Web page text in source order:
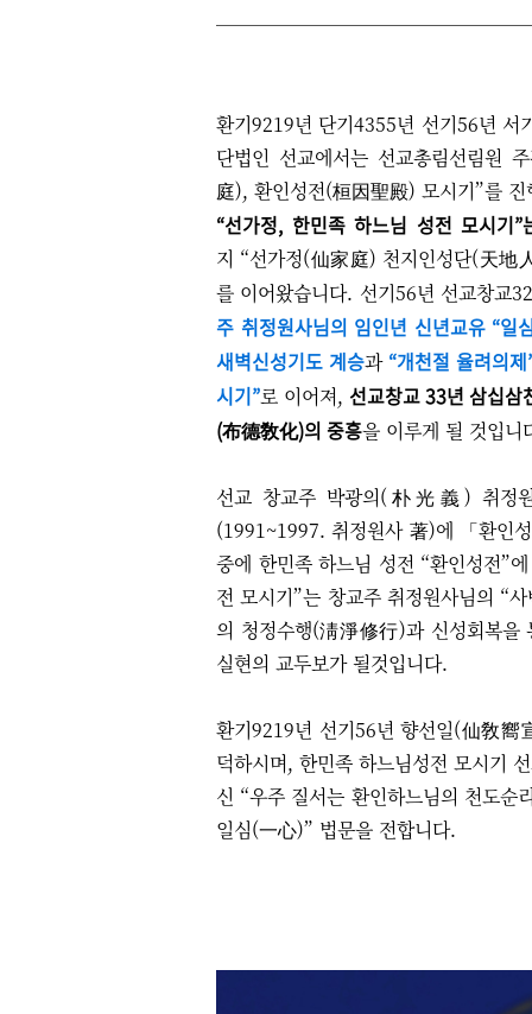
환기9219년 단기4355년 선기56년
단법인 선교에서는 선교총림선림원
庭), 환인성전(桓因聖殿) 모시기”를
“선가정, 한민족 하느님 성전 모시기”
지 “선가정(仙家庭) 천지인성단(天地
를 이어왔습니다. 선기56년 선교창교
주 취정원사님의 임인년 신년교유 “
새벽신성기도 계승과 “개천절 율려의
시기”로 이어져, 선교창교 33년 삼십
(布德敎化)의 중흥을 이루게 될 것입
선교 창교주 박광의(朴光義) 취
(1991~1997. 취정원사 著)에 「환인
중에 한민족 하느님 성전 “환인성전”
전 모시기”는 창교주 취정원사님의 “
의 청정수행(淸淨修行)과 신성회복
실현의 교두보가 될것입니다.
환기9219년 선기56년 향선일(仙敎嚮
덕하시며, 한민족 하느님성전 모시기
신 “우주 질서는 환인하느님의 천도
일심(一心)” 법문을 전합니다.